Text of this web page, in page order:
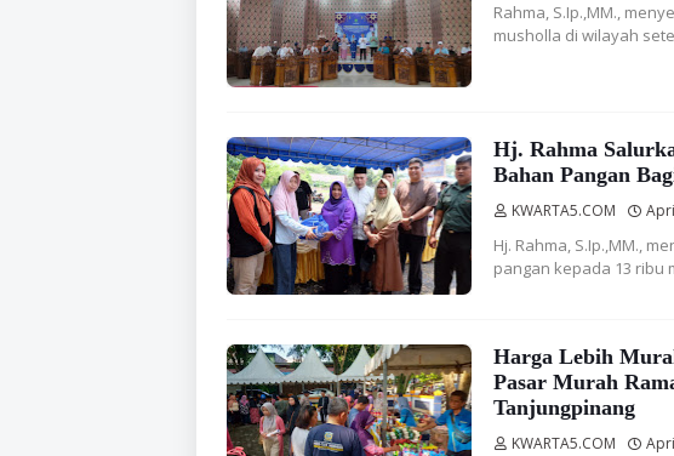
Rahma, S.Ip.,MM.,
musholla di wilayah
Hj. Rahma
Bahan Pangan
KWARTA5.COM
Hj. Rahma, S.Ip.,MM.,
pangan kepada 13 ribu
Harga Lebih
Pasar Murah
Tanjungpinang
KWARTA5.COM